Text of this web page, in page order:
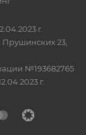
г.
Прушинских 23,
№193682765
г.